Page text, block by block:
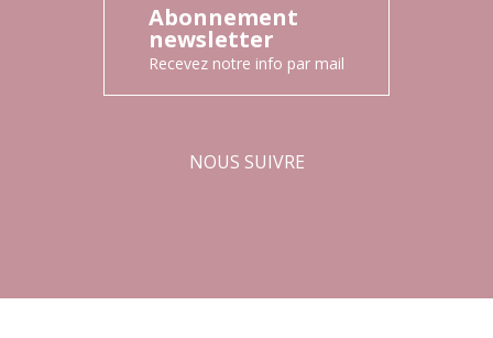
Abonnement
newsletter
Recevez notre info par mail
NOUS SUIVRE